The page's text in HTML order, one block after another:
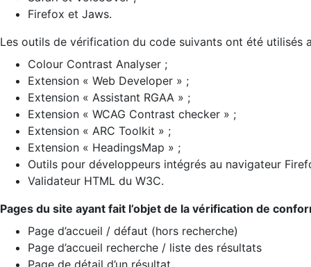
Firefox et Jaws.
Les outils de vérification du code suivants ont été utilisés
Colour Contrast Analyser ;
Extension « Web Developer » ;
Extension « Assistant RGAA » ;
Extension « WCAG Contrast checker » ;
Extension « ARC Toolkit » ;
Extension « HeadingsMap » ;
Outils pour développeurs intégrés au navigateur
Validateur HTML du W3C.
Pages du site ayant fait l’objet de la vérification de
Page d’accueil / défaut (hors recherche)
Page d’accueil recherche / liste des résultats
Page de détail d’un résultat